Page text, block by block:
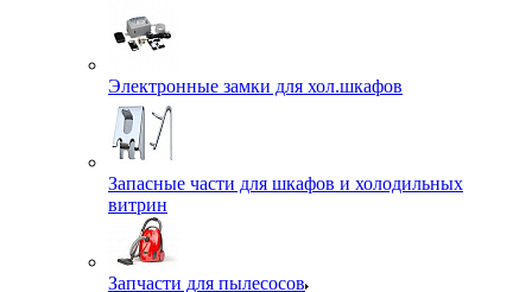
Электронные замки для хол.шкафов
Запасные части для шкафов и холодильных
витрин
Запчасти для пылесосов